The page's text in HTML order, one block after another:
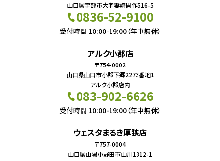
山口県宇部市大字妻崎開作516-5
0836-52-9100
受付時間 10:00-19:00（年中無休）
アルク小郡店
〒754-0002
山口県山口市小郡下郷2273番地1
アルク小郡店内
083-902-6626
受付時間 10:00-19:00（年中無休）
ウェスタまるき厚狭店
〒757-0004
山口県山陽小野田市山川1312-1